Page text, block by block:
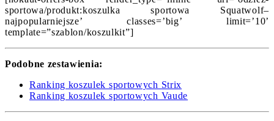
sportowa/produkt:koszulka sportowa Squatwolf–
najpopularniejsze’ classes=’big’ limit=’10’
template=”szablon/koszulkit”]
Podobne zestawienia:
Ranking koszulek sportowych Strix
Ranking koszulek sportowych Vaude